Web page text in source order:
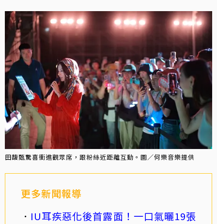
田馥甄驚喜衝進觀眾席，跟粉絲近距離互動。圖／何樂音樂提供
更多新聞報導
IU耳疾惡化後首露面！一口氣曬19張